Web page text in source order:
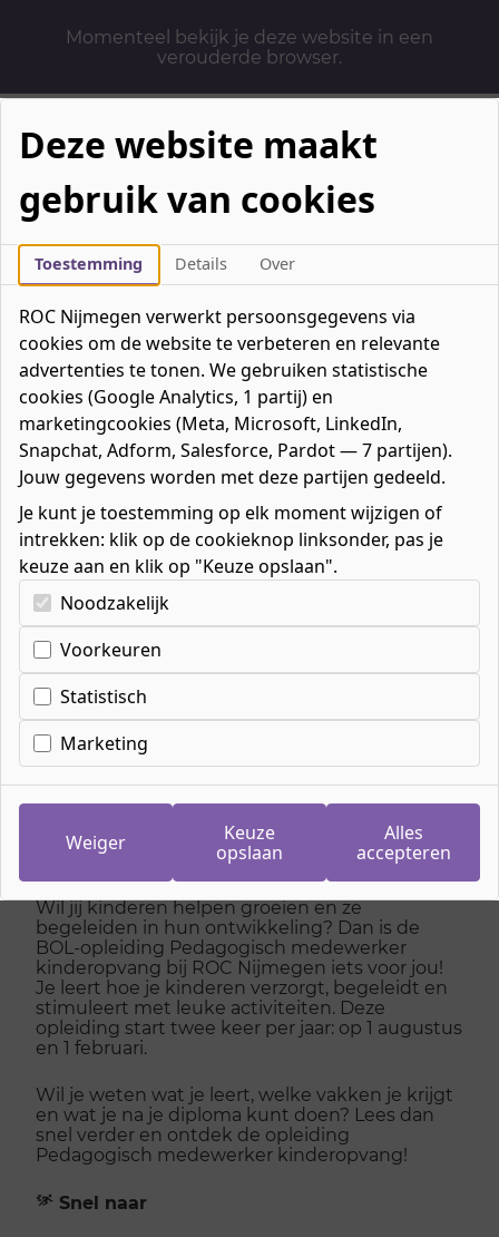
Momenteel bekijk je deze website in een
verouderde browser.
Mbo-opleidingen
Werken & Leren
Mavo / havo / vwo
Contact
Over ons
Bedrijven
Favorieten0favorieten
Mijn ROC
Zoeken
Home»Mbo-opleidingen
Pedagogisch werk»
Pedagogisch medewerker kinderopvang
Pedagogisch
medewerker
kinderopvang
Wil jij kinderen helpen groeien en ze
begeleiden in hun ontwikkeling? Dan is de
BOL-opleiding Pedagogisch medewerker
kinderopvang bij ROC Nijmegen iets voor jou!
Je leert hoe je kinderen verzorgt, begeleidt en
stimuleert met leuke activiteiten. Deze
opleiding start twee keer per jaar: op 1 augustus
en 1 februari.
Wil je weten wat je leert, welke vakken je krijgt
en wat je na je diploma kunt doen? Lees dan
snel verder en ontdek de opleiding
Pedagogisch medewerker kinderopvang!
Snel naar
Deze website maakt
gebruik van cookies
Toestemming Details Over
ROC Nijmegen verwerkt persoonsgegevens via
cookies om de website te verbeteren en relevante
advertenties te tonen. We gebruiken statistische
cookies (Google Analytics, 1 partij) en
marketingcookies (Meta, Microsoft, LinkedIn,
Snapchat, Adform, Salesforce, Pardot — 7 partijen).
Jouw gegevens worden met deze partijen gedeeld.
Je kunt je toestemming op elk moment wijzigen of
intrekken: klik op de cookieknop linksonder, pas je
keuze aan en klik op "Keuze opslaan".
Kies uw cookie-voorkeuren
Noodzakelijk
Voorkeuren
Statistisch
Marketing
Weiger
Keuze
opslaan
Alles
accepteren